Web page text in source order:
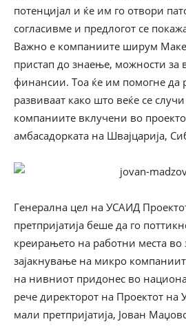
потенцијал и ќе им го отвори
согласивме и предлогот се
Важно е компаниите ширум
пристап до знаење, можности
финансии. Тоа ќе им помогне да
развиваат како што веќе се
компаниите вклучени во
амбасадорката на Швајцарија,
Генерална цел на УСАИД
претпријатија беше да го
креирањето на работни места во
зајакнување на микро
на нивниот придонес во
рече директорот на Проектот
мали претпријатија, Јован